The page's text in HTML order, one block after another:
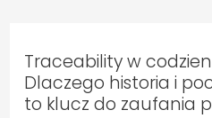
Traceability w
Dlaczego historia i
to klucz do zaufania